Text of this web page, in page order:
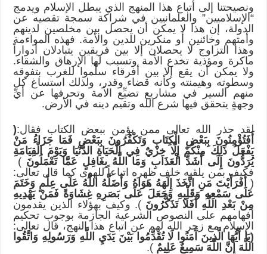
ونصيحتنا إلى أتباع هذا المنهج الذي يبطل الإسلام ويدمج
“الإسلاميين” والعلمانيين في شراكة سمجة تقصيه عن
الدولة، إن هذا لا يمكن أن يحصل بين مخلصين لدينهم
وأمتهم وخائنين أو منكرين للدين والأمة. فهذه المواءمة
وهذا التزاوج لا يحصلان إلا بين فريقين يتبادلان أدواراً
ماكرة ومؤذية تخدع الأمة وتسبب لها الإرهاق والشقاء.
ولا يمكن أن يقع إلا بين أفرقاء سلَّموا للغرب بتفوقه
وسطوته وهيمنته وكأنه قضاء وقدر، ولذلك استساغ كل
منهم السير في مشاريع تضيِّع الأمة وتحرفها عن أيِّ
وجهةٍ يتحقق فيها شرع الله وتقيم دينه في الأرض.
لقد حذر الله تعالى ممن يؤمن ببعض الكتاب فقال:(
أَفَتُؤْمِنُونَ بِبَعْضِ الْكِتَابِ وَتَكْفُرُونَ بِبَعْضٍ فَمَا جَزَاءُ مَنْ
يَفْعَلُ ذَلِكَ مِنْكُمْ إِلَّا خِزْيٌ فِي الْحَيَاةِ الدُّنْيَا وَيَوْمَ الْقِيَامَةِ
يُرَدُّونَ إِلَى أَشَدِّ الْعَذَابِ وَمَا اللَّهُ بِغَافِلٍ عَمَّا تَعْمَلُونَ )
فكيف بمن يلقيه خلف ظهره اتباعاً للهوى كما قال تعالى:
( أَفَرَأَيْتَ مَنِ اتَّخَذَ إِلَهَهُ هَوَاهُ وَأَضَلَّهُ اللَّهُ عَلَى عِلْمٍ وَخَتَمَ
عَلَى سَمْعِهِ وَقَلْبِهِ وَجَعَلَ عَلَى بَصَرِهِ غِشَاوَةً فَمَنْ يَهْدِيهِ
مِنْ بَعْدِ اللَّهِ أَفَلَا تَذَكَّرُونَ). وكيف بهؤلاء الذين يقدمون
أفهامهم على النصوص الشرعية الجازمة بوجوب تحكيم
الإسلام مع زجر الله لهم عن اتباع هذا النهج، قال تعالى:
(يَا أَيُّهَا الَّذِينَ آَمَنُوا لَا تُقَدِّمُوا بَيْنَ يَدَيِ اللَّهِ وَرَسُولِهِ وَاتَّقُوا
اللَّهَ إِنَّ اللَّهَ سَمِيعٌ عَلِيمٌ).